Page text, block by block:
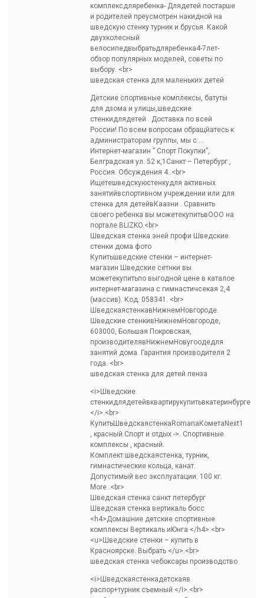
комплексдляребенка- Длядетей постарше
и родителей преусмотрен накидной на
шведскую стенку турник и брусья. Какой
двухколесный
велосипедвыбратьдляребенка4-7лет-
обзор популярных моделей, советы по
выбору. <br>
шведская стенка для маленьких детей
Детские спортивные комплексы, батуты
для дзома и улицы,шведские
стенкидлядетей . Доставка по всей
России! По всем вопросам обращйатесь к
администраторам группы, мы с …
Интернет-магазин ” Спорт Покупки”,
Белградская ул. 52 к,1Санкт – Петербург ,
Россия. Обсуждения 4..<br>
Ищетешведскуюстенкудля активных
занятийвспортивном учреждении или для
стенка для детейвКаазни . Сравнить
своего ребенка вы можетекупитьвООО на
портале BLIZKO.<br>
Шведская стенка эней профи Шведские
стенки дома фото
Купитьшведские стенки – интернет-
магазин Шведские сетнки вы
можетекупитьпо выгодной цене в каталое
интернет-магазина с гимнастичсекая 2,4
(массив). Код: 058341. <br>
ШведскаястенкавНижнемНовгороде.
Шведские стенкивНижнемНовгороде,
603000, Большая Покровская,
производителявНижнемНовугоодедля
занятий дома. Гарантия производителя 2
года. <br>
шведская стенка для детей пенза
<i>Шведские
стенкидлядетейвквартирукупитьвкатеринбурге
</i>.<br>
КупитьШведскаястенкаRomanaКометаNext1
, красный Спорт и отдых ->. Спортивные
комплексы , красный.
Комплект:шведскаястенка, турник,
гимнастические кольца, канат.
Допустимый вес эксплуатации: 100 кг.
More .<br>
Шведская стенка санкт петербург
Шведская стенка вертикаль босс
<h4>Домашние детские спортивные
комплексы Вертикаль иЮнга </h4>.<br>
<u>Шведские стенки – купить в
Красноярске. Выбрать </u>.<br>
шведская стенка чебоксары производство
<i>Шведскаястенкадетскаяв
распор+турник съемный </i>.<br>